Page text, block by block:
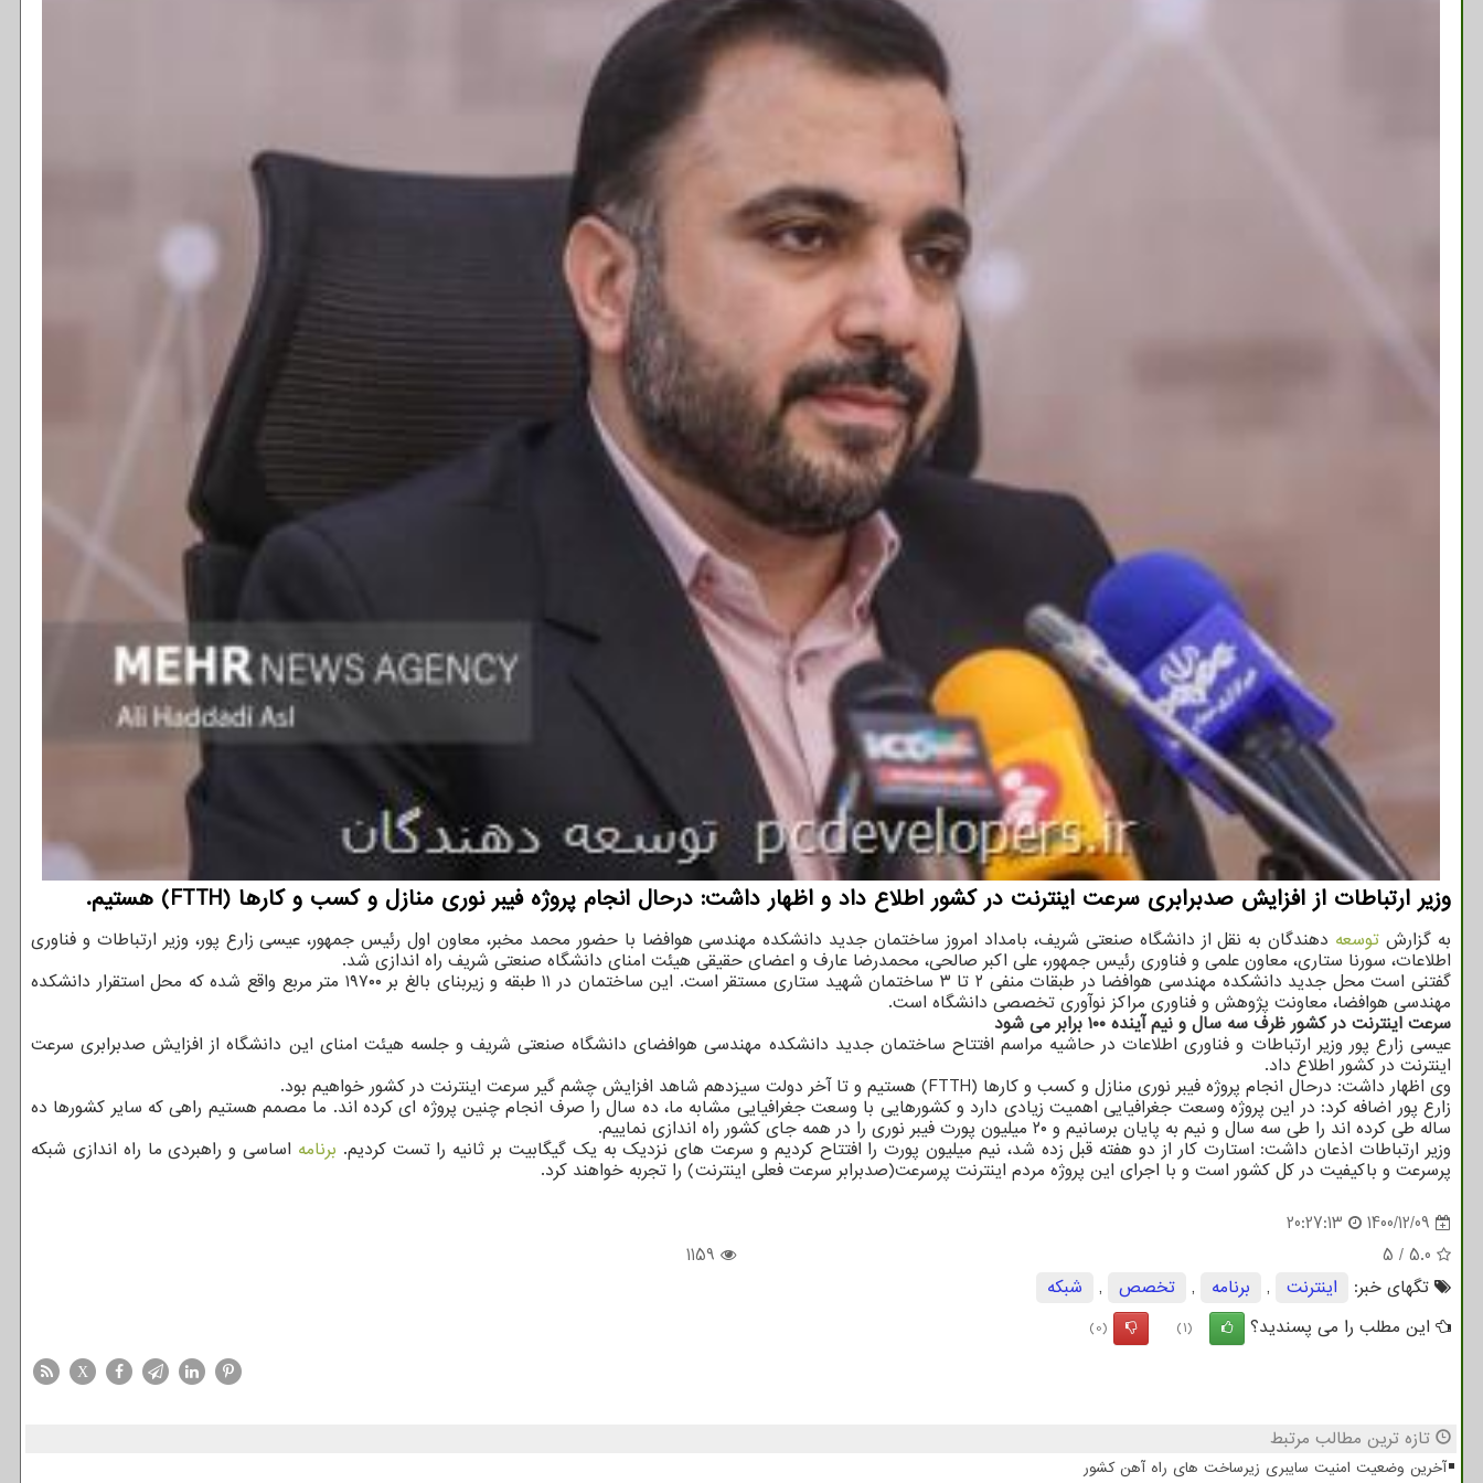
وزیر ارتباطات از افزایش صدبرابری سرعت اینترنت در کشور اطلاع داد و اظهار داشت: درحال انجام پروژه فیبر نوری منازل و کسب و کارها (FTTH) هستیم.
به گزارش توسعه دهندگان به نقل از دانشگاه صنعتی شریف، بامداد امروز ساختمان جدید دانشکده مهندسی هوافضا با حضور محمد مخبر، معاون اول رئیس جمهور، عیسی زارع پور، وزیر ارتباطات و فناوری
اطلاعات، سورنا ستاری، معاون علمی و فناوری رئیس جمهور، علی اکبر صالحی، محمدرضا عارف و اعضای حقیقی هیئت امنای دانشگاه صنعتی شریف راه اندازی شد.
گفتنی است محل جدید دانشکده مهندسی هوافضا در طبقات منفی ۲ تا ۳ ساختمان شهید ستاری مستقر است. این ساختمان در ۱۱ طبقه و زیربنای بالغ بر ۱۹۷۰۰ متر مربع واقع شده که محل استقرار دانشکده
مهندسی هوافضا، معاونت پژوهش و فناوری مراکز نوآوری تخصصی دانشگاه است.
سرعت اینترنت در کشور ظرف سه سال و نیم آینده ۱۰۰ برابر می شود
عیسی زارع پور وزیر ارتباطات و فناوری اطلاعات در حاشیه مراسم افتتاح ساختمان جدید دانشکده مهندسی هوافضای دانشگاه صنعتی شریف و جلسه هیئت امنای این دانشگاه از افزایش صدبرابری سرعت
اینترنت در کشور اطلاع داد.
وی اظهار داشت: درحال انجام پروژه فیبر نوری منازل و کسب و کارها (FTTH) هستیم و تا آخر دولت سیزدهم شاهد افزایش چشم گیر سرعت اینترنت در کشور خواهیم بود.
زارع پور اضافه کرد: در این پروژه وسعت جغرافیایی اهمیت زیادی دارد و کشورهایی با وسعت جغرافیایی مشابه ما، ده سال را صرف انجام چنین پروژه ای کرده اند. ما مصمم هستیم راهی که سایر کشورها ده
ساله طی کرده اند را طی سه سال و نیم به پایان برسانیم و ۲۰ میلیون پورت فیبر نوری را در همه جای کشور راه اندازی نماییم.
وزیر ارتباطات اذعان داشت: استارت کار از دو هفته قبل زده شد، نیم میلیون پورت را افتتاح کردیم و سرعت های نزدیک به یک گیگابیت بر ثانیه را تست کردیم. برنامه اساسی و راهبردی ما راه اندازی شبکه
پرسرعت و باکیفیت در کل کشور است و با اجرای این پروژه مردم اینترنت پرسرعت(صدبرابر سرعت فعلی اینترنت) را تجربه خواهند کرد.
1400/12/09
20:27:13
5.0
/
5
1159
تگهای خبر:
اینترنت , برنامه , تخصص ,
شبكه
این مطلب را می پسندید؟
(1)
(0)
X
تازه ترین مطالب مرتبط
آخرین وضعیت امنیت سایبری زیرساخت های راه آهن کشور